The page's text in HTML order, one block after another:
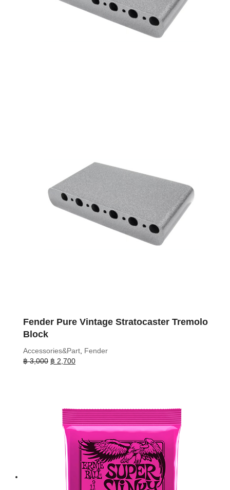
Fender Pure Vintage Stratocaster Tremolo
Block
Accessories&Part, Fender
฿3,000 Original
฿ 2,700Current